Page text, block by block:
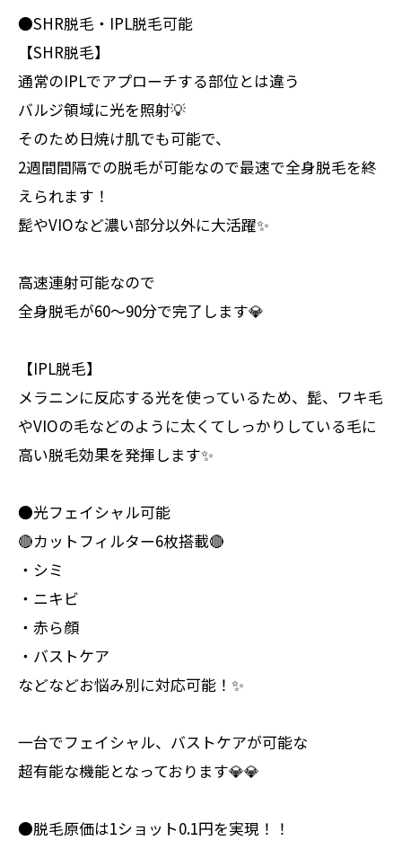
●SHR脱毛・IPL脱毛可能
【SHR脱毛】
通常のIPLでアプローチする部位とは違う
バルジ領域に光を照射💡
そのため日焼け肌でも可能で、
2週間間隔での脱毛が可能なので最速で全身脱毛を終
えられます！
髭やVIOなど濃い部分以外に大活躍✨
高速連射可能なので
全身脱毛が60〜90分で完了します💎
【IPL脱毛】
メラニンに反応する光を使っているため、髭、ワキ毛
やVIOの毛などのように太くてしっかりしている毛に
高い脱毛効果を発揮します✨
●光フェイシャル可能
🔴カットフィルター6枚搭載🔴
・シミ
・ニキビ
・赤ら顔
・バストケア
などなどお悩み別に対応可能！✨
一台でフェイシャル、バストケアが可能な
超有能な機能となっております💎💎
●脱毛原価は1ショット0.1円を実現！！